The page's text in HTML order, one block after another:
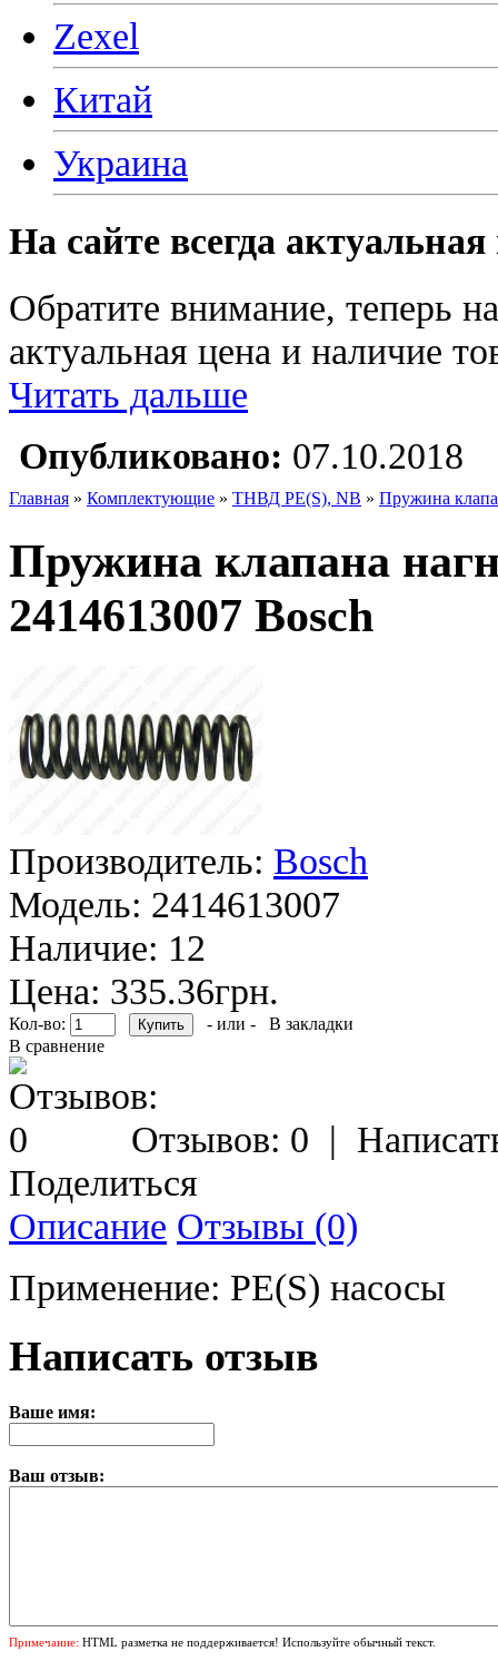
Zexel
Китай
Украина
На сайте всегда
Обратите внимание, теперь
актуальная цена и наличие
Читать дальше
Опубликовано: 07.10.2018
Главная » Комплектующие » ТНВД PE(S), NB » Пружина
Пружина клапана
2414613007 Bosch
Производитель: Bosch
Модель: 2414613007
Наличие: 12
Цена: 335.36грн.
Кол-во: - или -
В закладки
В сравнение
Отзывов: 0 |
Поделиться
Описание Отзывы (0)
Применение: PE(S) насосы
Написать отзыв
Ваше имя:
Ваш отзыв:
Примечание: HTML разметка не поддерживается! Используйте обычный текст.